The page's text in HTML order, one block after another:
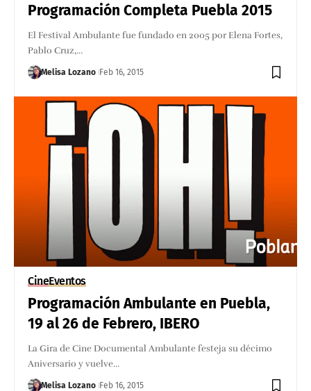
Programación Completa Puebla 2015
El Festival Ambulante fue fundado en 2005 por Elena Fortes,
Pablo Cruz,…
Melisa Lozano Feb 16, 2015
CineEventos
Programación Ambulante en Puebla,
19 al 26 de Febrero, IBERO
La Gira de Cine Documental Ambulante festeja su décimo
Aniversario y vuelve…
Melisa Lozano Feb 16, 2015